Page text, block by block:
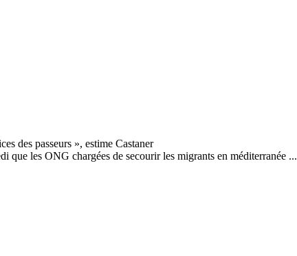
que les ONG chargées de secourir les migrants en méditerranée ...